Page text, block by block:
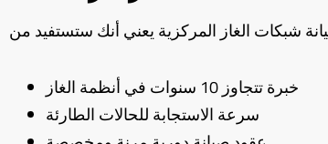
خبرة تتجاوز 10 سنوات في أنظمة الغاز
سرعة الاستجابة للحالات الطارئة